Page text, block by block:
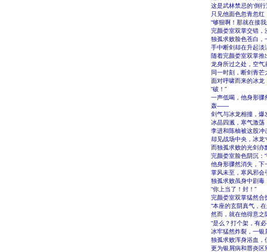
这是武林禁忌的‘倒
只见他面色忽青忽
“够狠啊！那就在接我
完颜娄室双掌交错，
独孤求败脸色苍白，
手中断剑却在升起淡
随着完颜娄室双掌推
龙身所过之处，空气
同一时刻，断剑青
面对呼啸而来的冰龙
“破！”
一声低喝，他身形骤
轰――
剑气与冰龙相撞，爆
冰晶四溅，寒气激荡
李进和陈柚被这股冲
却见战场中央，冰龙
而独孤求败的光剑亦
完颜娄室脸色阴沉：
他身形骤然消失，下
掌风未至，寒风邪会
独孤求败虽身中剧毒
“你上当了！封！”
完颜娄室双掌猛然合
“本座的玄阴真气，
然而，就在他得意
“是么？打个架，有
冰牢猛然炸裂，一银
独孤求败浑身浴血，
更为银屑病和唇炎区